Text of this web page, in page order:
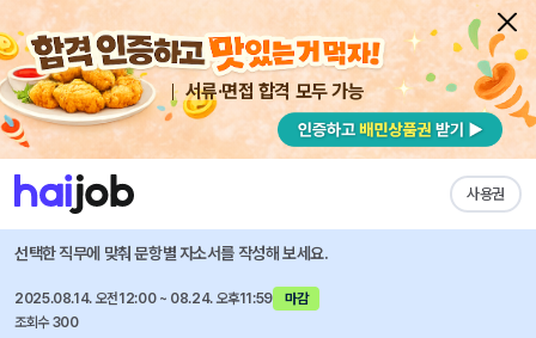
서류·면접 합격 모두 가능
사용권
채용공고 자소서 자유항목 자소서 내 작성목록
쏘카 즐겨찾기
[정규직 전환형] 카셰어링 사업 인턴 (부산 오피스)
선택한 직무에 맞춰 문항별 자소서를 작성해 보세요.
2025.08.14. 오전12:00 ~ 08.24. 오후11:59
마감
조회수 300